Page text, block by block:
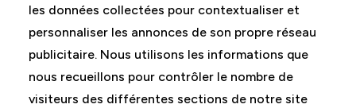
les données collectées pour contextualiser et
personnaliser les annonces de son propre réseau
publicitaire. Nous utilisons les informations que
nous recueillons pour contrôler le nombre de
visiteurs des différentes sections de notre site